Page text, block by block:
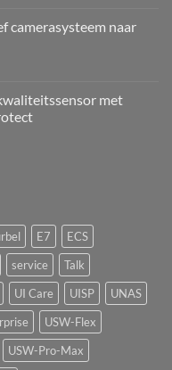
camerasysteem naar
met
E7
ECS
service
Talk
UI Care UISP
UNAS
USW-Flex
USW-Pro-Max